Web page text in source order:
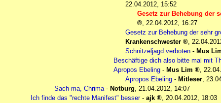
22.04.2012, 15:52
Gesetz zur Behebung der
, 22.04.2012, 16:27
Gesetz zur Behebung der sehr
Krankenschwester
,
Schnitzeljagd verboten - Mus
Beschäftige dich also bitte mal mit
Apropos Ebeling - Mus Lim ,
Apropos Ebeling - Mitleser,
Sach ma, Chrima- Notburg, 21.04.2012, 14:07
Ich finde das "rechte Manifest" besser- ajk , 20.04.2012, 18:03